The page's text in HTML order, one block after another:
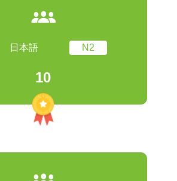
日本語 N2
10